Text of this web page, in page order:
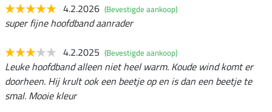
4.2.2026 (Bevestigde aankoop)
super fijne hoofdband aanrader
4.2.2025 (Bevestigde aankoop)
Leuke hoofdband alleen niet heel warm. Koude wind komt er
doorheen. Hij krult ook een beetje op en is dan een beetje te
smal. Mooie kleur